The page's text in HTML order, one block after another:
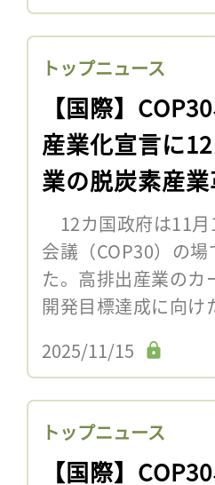
トップニュース
【国際】
産業化宣言に
業の脱炭素産
12カ国政府は11月
会議（COP30）の
た。高排出産業の
開発目標達成に向
2025/11/15
トップニュース
【国際】